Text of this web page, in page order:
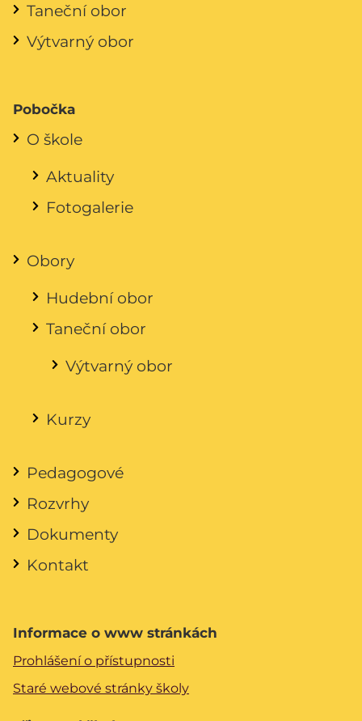
Taneční obor
Výtvarný obor
Pobočka
O škole
Aktuality
Fotogalerie
Obory
Hudební obor
Taneční obor
Výtvarný obor
Kurzy
Pedagogové
Rozvrhy
Dokumenty
Kontakt
Informace o www stránkách
Prohlášení o přístupnosti
Staré webové stránky školy